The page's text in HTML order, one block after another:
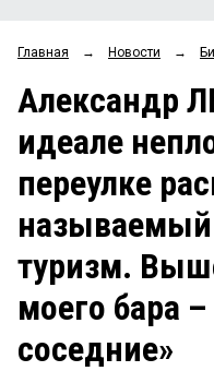
ОБЩЕСТВО
ЗАКОН
НОВОСТИ КОМПАНИЙ
СТИЛЬ ЖИЗНИ
Главная → Новости →
Александр
идеале
переулке
туризм.
моего бара
соседние»